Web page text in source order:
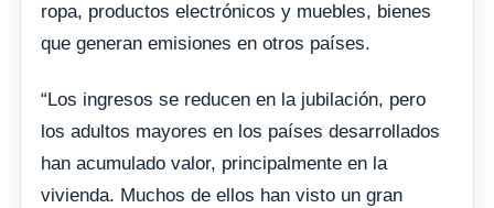
ropa, productos electrónicos y muebles, bienes
que generan emisiones en otros países.
“Los ingresos se reducen en la jubilación, pero
los adultos mayores en los países desarrollados
han acumulado valor, principalmente en la
vivienda. Muchos de ellos han visto un gran